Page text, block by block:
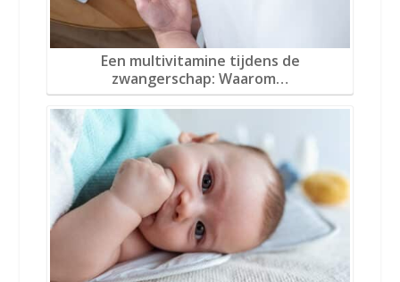
Een multivitamine tijdens de
zwangerschap: Waarom…